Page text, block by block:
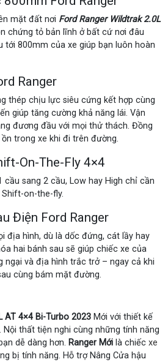
mặt đất nơi Ford Ranger Wildtrak 2.0L
chứng tỏ bản lĩnh ở bất cứ nơi đâu
tới 800mm của xe giúp bạn luôn hoàn
Ranger
thép chịu lực siêu cứng kết hợp cùng
giúp tăng cường khả năng lái. Vận
đương đầu với mọi thử thách. Đồng
trong xe khi đi trên đường.
On-The-Fly 4×4
cầu sang 2 cầu, Low hay High chỉ cần
on-the-fly.
Điện Ford Ranger
địa hình, dù là dốc đứng, cát lầy hay
hai bánh sau sẽ giúp chiếc xe của
ngại và địa hình trắc trở – ngay cả khi
cùng bám mặt đường.
AT 4×4 Bi-Turbo 2023 Mới với thiết kế
thất tiện nghi cùng những tính năng
dễ dàng hơn. Ranger Mới là chiếc xe
bị tính năng. Hỗ trợ Nâng Cửa hậu